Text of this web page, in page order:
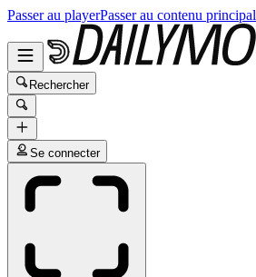
Passer au playerPasser au contenu principal
Rechercher
Se connecter